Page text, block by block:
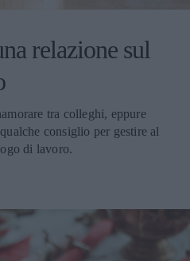
relazione sul
tra colleghi, eppure
consiglio per gestire al
di lavoro.